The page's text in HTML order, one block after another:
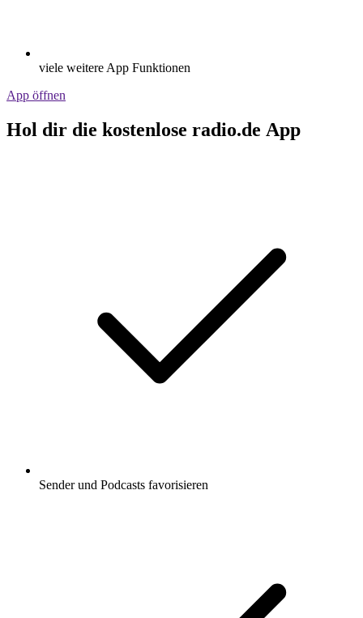
viele weitere App Funktionen
App öffnen
Hol dir die kostenlose radio.de App
Sender und Podcasts favorisieren